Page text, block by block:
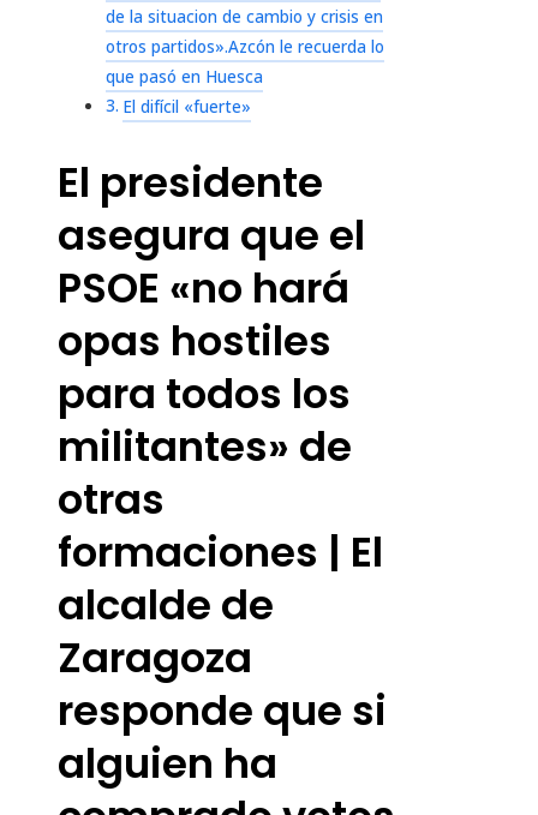
de la situacion de cambio y crisis en
otros partidos».Azcón le recuerda lo
que pasó en Huesca
El difícil «fuerte»
El presidente
asegura que el
PSOE «no hará
opas hostiles
para todos los
militantes» de
otras
formaciones | El
alcalde de
Zaragoza
responde que si
alguien ha